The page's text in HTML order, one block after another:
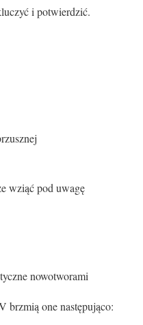
i potwierdzić.
wziąć pod uwagę
nowotworami
brzmią one następująco: